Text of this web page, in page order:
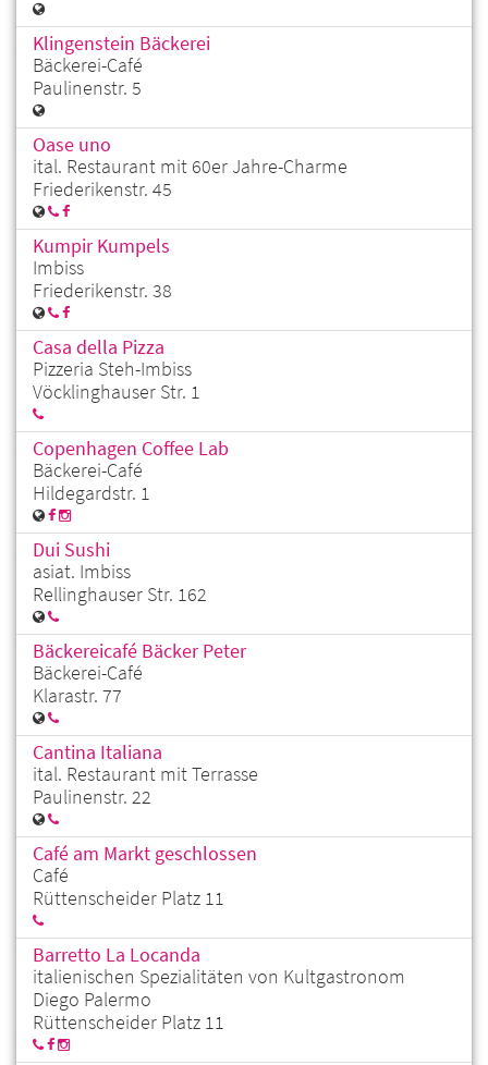
Klingenstein Bäckerei
Bäckerei-Café
Paulinenstr. 5
Oase uno
ital. Restaurant mit 60er Jahre-Charme
Friederikenstr. 45
Kumpir Kumpels
Imbiss
Friederikenstr. 38
Casa della Pizza
Pizzeria Steh-Imbiss
Vöcklinghauser Str. 1
Copenhagen Coffee Lab
Bäckerei-Café
Hildegardstr. 1
Dui Sushi
asiat. Imbiss
Rellinghauser Str. 162
Bäckereicafé Bäcker Peter
Bäckerei-Café
Klarastr. 77
Cantina Italiana
ital. Restaurant mit Terrasse
Paulinenstr. 22
Café am Markt geschlossen
Café
Rüttenscheider Platz 11
Barretto La Locanda
italienischen Spezialitäten von Kultgastronom
Diego Palermo
Rüttenscheider Platz 11